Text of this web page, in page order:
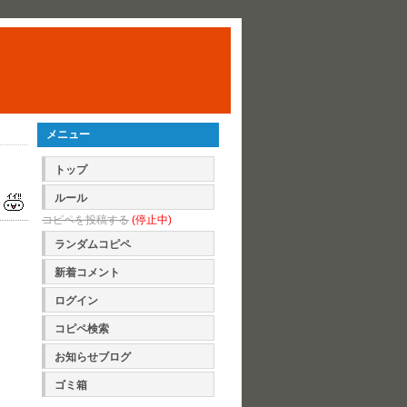
メニュー
トップ
ルール
コピペを投稿する (停止中)
ランダムコピペ
新着コメント
ログイン
コピペ検索
お知らせブログ
ゴミ箱